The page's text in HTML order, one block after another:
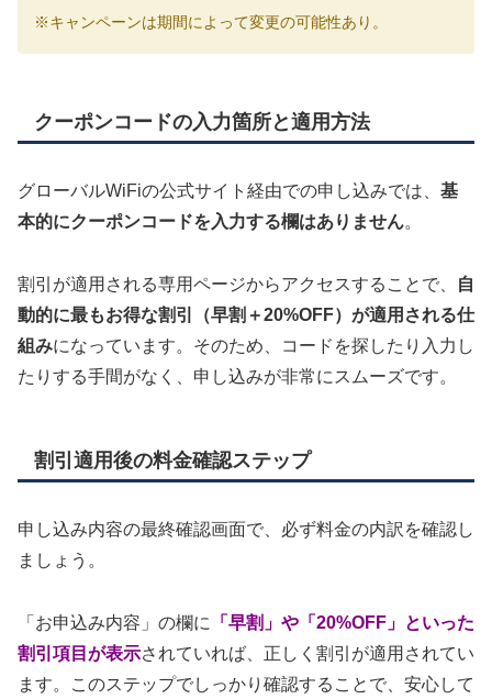
※キャンペーンは期間によって変更の可能性あり。
クーポンコードの入力箇所と適用方法
グローバルWiFiの公式サイト経由での申し込みでは、 基
本的にクーポンコードを入力する欄はありません。
割引が適用される専用ページからアクセスすることで、
自
動的に最もお得な割引（早割＋20%OFF）が適用される仕
組みになっています。そのため、コードを探したり入力し
たりする手間がなく、申し込みが非常にスムーズです。
割引適用後の料金確認ステップ
申し込み内容の最終確認画面で、必ず料金の内訳を確認し
ましょう。
「お申込み内容」の欄に
「早割」や「20%OFF」といった
割引項目が表示されていれば、正しく割引が適用されてい
ます。このステップでしっかり確認することで、安心して